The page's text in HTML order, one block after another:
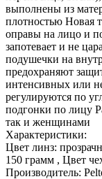
выполнены из
плотностью Новая
оправы на лицо и
запотевает и не
подушечки на
предохраняют
интенсивных или
регулируются по
подгонки по лицу
так и женщинами
Характеристики:
Цвет линз:
150 грамм , Цвет
Производитель: